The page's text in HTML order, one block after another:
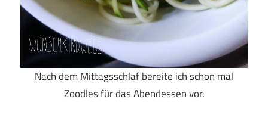
Nach dem Mittagsschlaf bereite ich schon mal
Zoodles für das Abendessen vor.